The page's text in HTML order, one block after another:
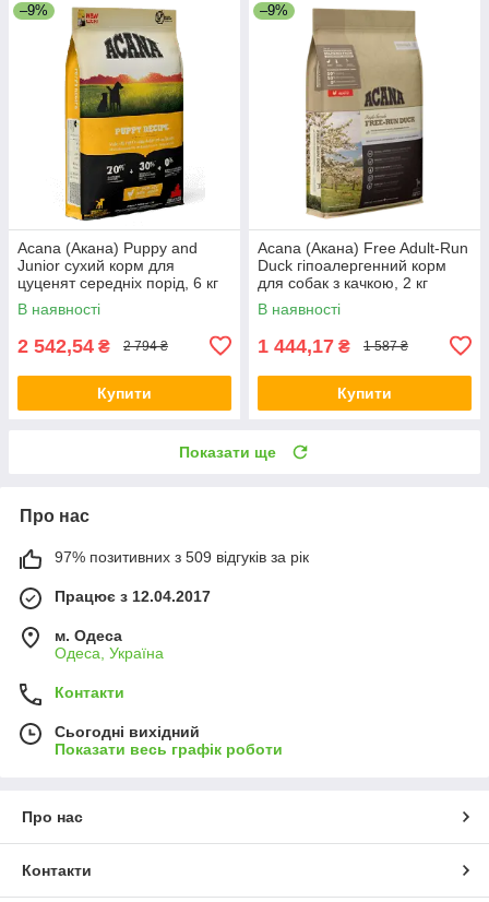
–9%
Acana (Акана) Puppy and
Junior сухий корм для
цуценят середніх порід, 6 кг
В наявності
2 542,54 ₴ 2 794 ₴
Купити
–9%
Acana (Акана) Free Adult-Run
Duck гіпоалергенний корм
для собак з качкою, 2 кг
В наявності
1 444,17 ₴ 1 587 ₴
Купити
Показати ще
Про нас
97% позитивних з 509 відгуків за рік
Працює з 12.04.2017
м. Одеса
Одеса, Україна
Контакти
Сьогодні вихідний
Показати весь графік роботи
Про нас
Контакти